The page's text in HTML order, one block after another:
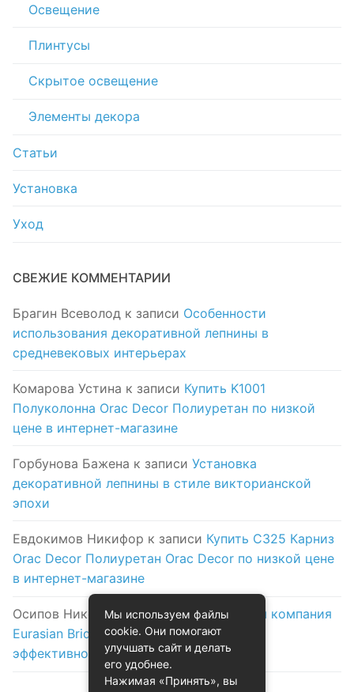
Освещение
Плинтусы
Скрытое освещение
Элементы декора
Статьи
Установка
Уход
СВЕЖИЕ КОММЕНТАРИИ
Брагин Всеволод к записи Особенности
использования декоративной лепнины в
средневековых интерьерах
Комарова Устина к записи Купить K1001
Полуколонна Orac Decor Полиуретан по низкой
цене в интернет-магазине
Горбунова Бажена к записи Установка
декоративной лепнины в стиле викторианской
эпохи
Евдокимов Никифор к записи Купить C325 Карниз
Orac Decor Полиуретан Orac Decor по низкой цене
в интернет-магазине
Осипов Николак записиЛогистическая компания
Eurasian Bridge в Астане: надежность и
эффективность на первом месте
Мы используем файлы
cookie. Они помогают
улучшать сайт и делать
его удобнее.
Нажимая «Принять», вы